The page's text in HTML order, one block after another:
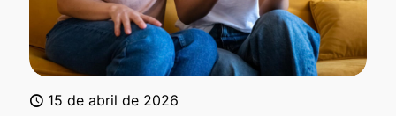
15 de abril de 2026